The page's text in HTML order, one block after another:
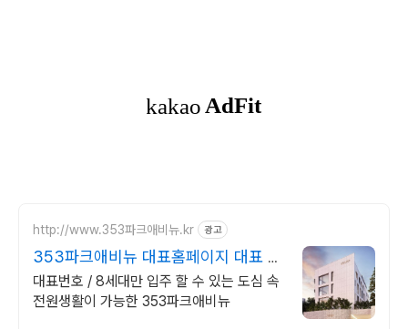
http://www.353파크애비뉴.kr 광고
353파크애비뉴 대표홈페이지 대표 문
의 I688-6549
대표번호 / 8세대만 입주 할 수 있는 도심 속
전원생활이 가능한 353파크애비뉴